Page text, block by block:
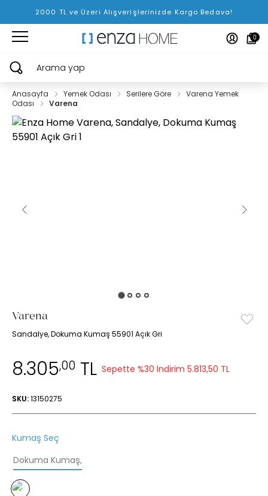
2000 TL ve Üzeri Alışverişlerinizde Kargo Bedava!
0
Arama yap
Anasayfa Yemek Odası Serilere Göre
Varena Yemek
Odası
Varena
Varena
Sandalye, Dokuma Kumaş 55901 Açık Gri
8.305,00 TL Sepette %30 İndirim 5.813,50 TL
SKU:13150275
Kumaş Seç
Dokuma Kumaş,